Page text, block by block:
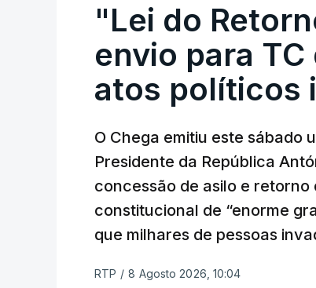
"Lei do
envio para
atos políticos
O Chega emitiu este sábado
Presidente da República
concessão de asilo e
constitucional de “enorme
que milhares de pessoas
RTP / 8 Agosto 2026, 10:04